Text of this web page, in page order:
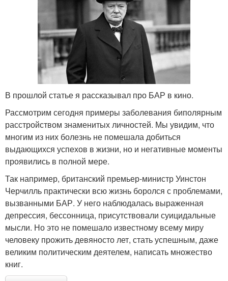
В прошлой статье я рассказывал про БАР в кино.
Рассмотрим сегодня примеры заболевания биполярным
расстройством знаменитых личностей. Мы увидим, что
многим из них болезнь не помешала добиться
выдающихся успехов в жизни, но и негативные моменты
проявились в полной мере.
Так например, британский премьер-министр Уинстон
Черчилль практически всю жизнь боролся с проблемами,
вызванными БАР. У него наблюдалась выраженная
депрессия, бессонница, присутствовали суицидальные
мысли. Но это не помешало известному всему миру
человеку прожить девяносто лет, стать успешным, даже
великим политическим деятелем, написать множество
книг.